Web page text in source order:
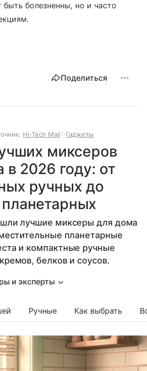
быть болезненны, но и часто
Поделиться
Hi-Tech Mail Гаджеты
миксеров
в 2026 году: от
ручных до
лучшие миксеры для дома
планетарные
и компактные ручные
белков и соусов.
и эксперты
Ручные Как выбрать